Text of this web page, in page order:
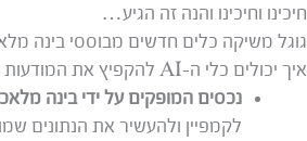
חיכינו וחיכינו והנה זה הגיע…
גוגל משיקה כלים חדשים מבוססי בינה
איך יכולים כלי ה-AI להקפיץ את המודעות שלך? אלו כמה מהתכונות החדשות:
נכסים המופקים על ידי בינה
לקמפיין ולהעשיר את הנתונים